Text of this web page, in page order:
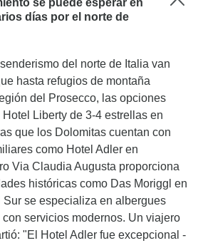
se puede esperar en
días por el norte de
del norte de Italia van
hasta refugios de montaña
del Prosecco, las opciones
Liberty de 3-4 estrellas en
que los Dolomitas cuentan con
como Hotel Adler en
Via Claudia Augusta proporciona
históricas como Das Moriggl en
Sur se especializa en albergues
servicios modernos. Un viajero
"El Hotel Adler fue excepcional -